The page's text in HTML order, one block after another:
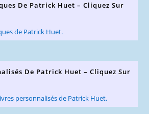
De Patrick Huet – Cliquez Sur
De Patrick Huet – Cliquez Sur